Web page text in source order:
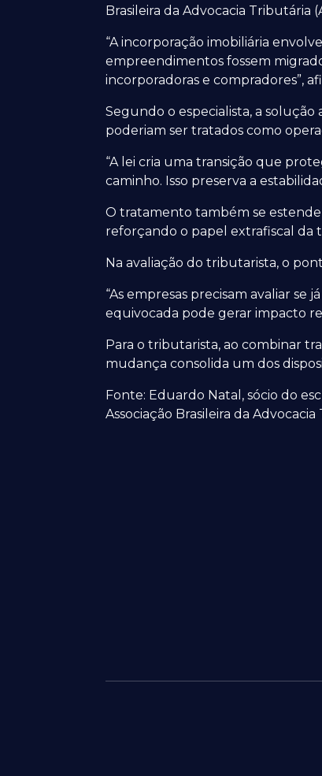
Brasileira da Advocacia Tributária
“A incorporação imobiliária
empreendimentos fossem
incorporadoras e compradores”,
Segundo o especialista, a
poderiam ser tratados como
“A lei cria uma transição que
caminho. Isso preserva a
O tratamento também se
reforçando o papel extrafiscal da
Na avaliação do tributarista, o
“As empresas precisam avaliar se
equivocada pode gerar impacto
Para o tributarista, ao combinar
mudança consolida um dos
Fonte: Eduardo Natal, sócio do
Associação Brasileira da